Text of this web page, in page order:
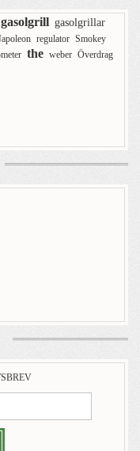
gasolgrill gasolgrillar
regulator Smokey
the weber Överdrag